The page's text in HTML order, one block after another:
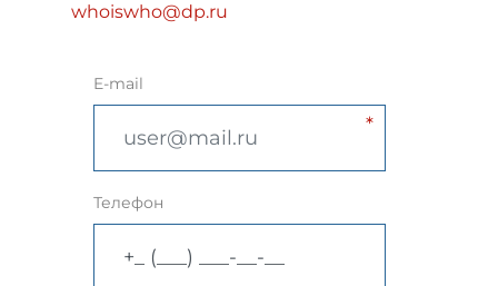
whoiswho@dp.ru
E-mail
Телефон